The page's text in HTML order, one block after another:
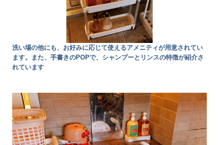
洗い場の他にも、お好みに応じて使えるアメニティが用意されてい
ます。また、手書きのPOPで、シャンプーとリンスの特徴が紹介さ
れています